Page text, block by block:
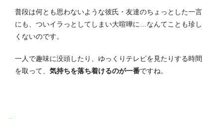
普段は何とも思わないような彼氏・友達のちょっとした一言
にも、ついイラっとしてしまい大喧嘩に…なんてことも珍し
くないのです。
一人で趣味に没頭したり、ゆっくりテレビを見たりする時間
を取って、 気持ちを落ち着けるのが一番ですね。